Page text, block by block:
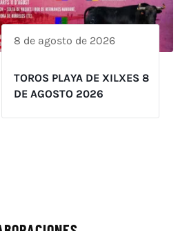
8 de agosto de 2026
TOROS PLAYA DE XILXES 8
DE AGOSTO 2026